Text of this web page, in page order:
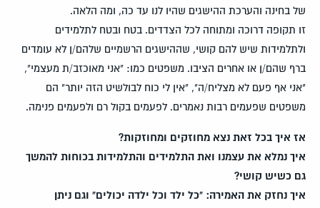
של בחינה והערכת ההישגים שהיו לנו עד כה, ומה הלאה.
זו תקופה דרוכה ומתוחה לכל הצדדים. בטח ובטח לתלמידים
ולתלמידות שיש להם קושי, שההישגים הרשמיים שלהם/ן לא עומדים
ברף שהם/ן או אחרים הציבו. משפטים כמו: "אני מאוכזב/ת מעצמי",
"אני אף פעם לא מצליח/ה", "אין לי כוח לבולשיט הזה יותר" הם
משפטים שפעמים רבות נאמרים. לפעמים בקול רם ולפעמים פנימה.
אז איך בכל זאת נצא מחוזקים ומחוזקות?
איך נמלא את עצמנו ואת התלמידים והתלמידות בכוחות להמשך
גם כשיש קושי?
איך נחזק את האמירה: "כל ילד וכל ילדה יכולים" וגם ניתן